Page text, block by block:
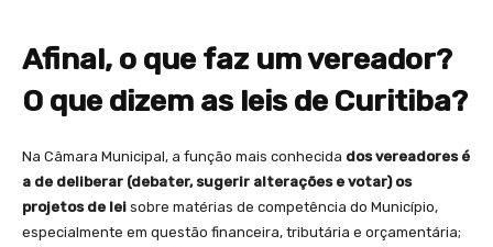
Afinal, o que faz um vereador?
O que dizem as leis de Curitiba?
Na Câmara Municipal, a função mais conhecida dos vereadores é
a de deliberar (debater, sugerir alterações e votar) os
projetos de lei sobre matérias de competência do Município,
especialmente em questão financeira, tributária e orçamentária;